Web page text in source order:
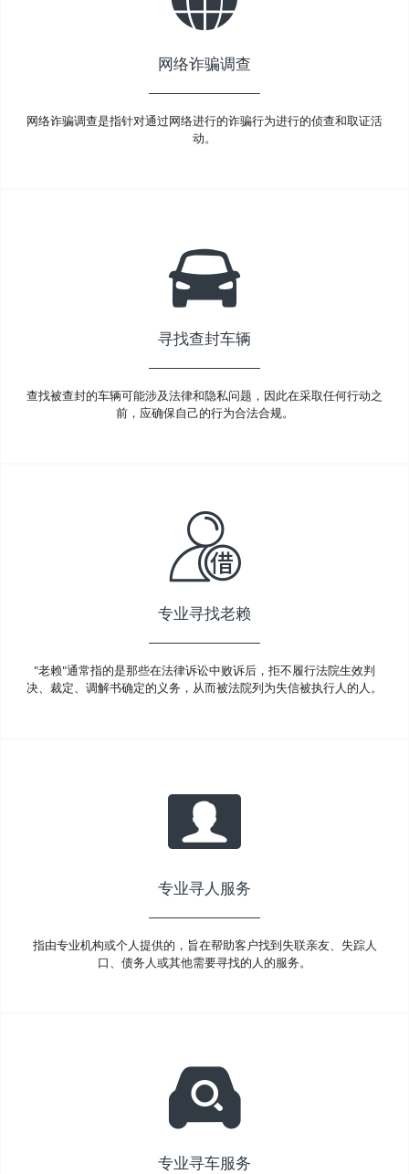
网络诈骗调查
网络诈骗调查是指针对通过网络进行的诈骗行为进行的侦查和取证活
动。
寻找查封车辆
查找被查封的车辆可能涉及法律和隐私问题，因此在采取任何行动之
前，应确保自己的行为合法合规。
专业寻找老赖
"老赖"通常指的是那些在法律诉讼中败诉后，拒不履行法院生效判
决、裁定、调解书确定的义务，从而被法院列为失信被执行人的人。
专业寻人服务
指由专业机构或个人提供的，旨在帮助客户找到失联亲友、失踪人
口、债务人或其他需要寻找的人的服务。
专业寻车服务